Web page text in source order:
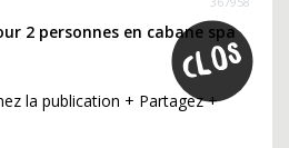
2 personnes en cabane spa
la publication + Partagez +